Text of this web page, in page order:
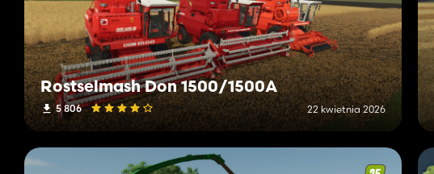
Rostselmash Don 1500/1500A
5 806 22 kwietnia 2026